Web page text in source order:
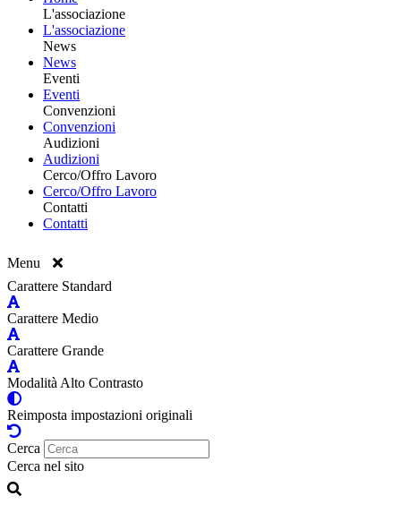
L'associazione
L'associazione
News
News
Eventi
Eventi
Convenzioni
Convenzioni
Audizioni
Audizioni
Cerco/Offro Lavoro
Cerco/Offro Lavoro
Contatti
Contatti
Menu
Carattere Standard
Carattere Medio
Carattere Grande
Modalità Alto Contrasto
Reimposta impostazioni originali
Cerca
Cerca nel sito